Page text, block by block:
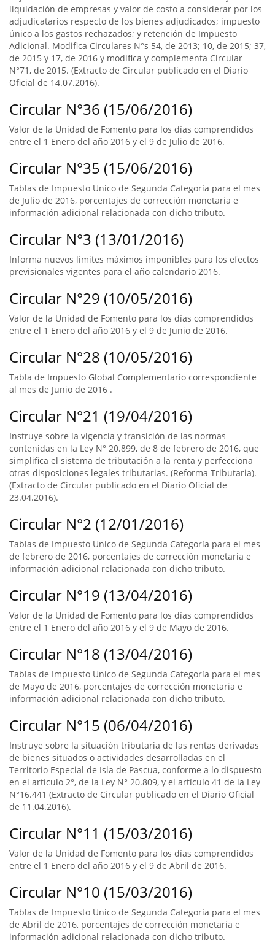
liquidación de empresas y valor de costo a considerar por los
adjudicatarios respecto de los bienes adjudicados; impuesto
único a los gastos rechazados; y retención de Impuesto
Adicional. Modifica Circulares N°s 54, de 2013; 10, de 2015; 37,
de 2015 y 17, de 2016 y modifica y complementa Circular
N°71, de 2015. (Extracto de Circular publicado en el Diario
Oficial de 14.07.2016).
Circular N°36 (15/06/2016)
Valor de la Unidad de Fomento para los días comprendidos
entre el 1 Enero del año 2016 y el 9 de Julio de 2016.
Circular N°35 (15/06/2016)
Tablas de Impuesto Unico de Segunda Categoría para el mes
de Julio de 2016, porcentajes de corrección monetaria e
información adicional relacionada con dicho tributo.
Circular N°3 (13/01/2016)
Informa nuevos límites máximos imponibles para los efectos
previsionales vigentes para el año calendario 2016.
Circular N°29 (10/05/2016)
Valor de la Unidad de Fomento para los días comprendidos
entre el 1 Enero del año 2016 y el 9 de Junio de 2016.
Circular N°28 (10/05/2016)
Tabla de Impuesto Global Complementario correspondiente
al mes de Junio de 2016 .
Circular N°21 (19/04/2016)
Instruye sobre la vigencia y transición de las normas
contenidas en la Ley N° 20.899, de 8 de febrero de 2016, que
simplifica el sistema de tributación a la renta y perfecciona
otras disposiciones legales tributarias. (Reforma Tributaria).
(Extracto de Circular publicado en el Diario Oficial de
23.04.2016).
Circular N°2 (12/01/2016)
Tablas de Impuesto Unico de Segunda Categoría para el mes
de febrero de 2016, porcentajes de corrección monetaria e
información adicional relacionada con dicho tributo.
Circular N°19 (13/04/2016)
Valor de la Unidad de Fomento para los días comprendidos
entre el 1 Enero del año 2016 y el 9 de Mayo de 2016.
Circular N°18 (13/04/2016)
Tablas de Impuesto Unico de Segunda Categoría para el mes
de Mayo de 2016, porcentajes de corrección monetaria e
información adicional relacionada con dicho tributo.
Circular N°15 (06/04/2016)
Instruye sobre la situación tributaria de las rentas derivadas
de bienes situados o actividades desarrolladas en el
Territorio Especial de Isla de Pascua, conforme a lo dispuesto
en el artículo 2°, de la Ley N° 20.809, y el artículo 41 de la Ley
N°16.441 (Extracto de Circular publicado en el Diario Oficial
de 11.04.2016).
Circular N°11 (15/03/2016)
Valor de la Unidad de Fomento para los días comprendidos
entre el 1 Enero del año 2016 y el 9 de Abril de 2016.
Circular N°10 (15/03/2016)
Tablas de Impuesto Unico de Segunda Categoría para el mes
de Abril de 2016, porcentajes de corrección monetaria e
información adicional relacionada con dicho tributo.